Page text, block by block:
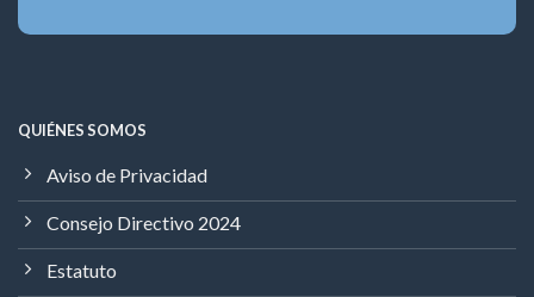
QUIÉNES SOMOS
Aviso de Privacidad
Consejo Directivo 2024
Estatuto